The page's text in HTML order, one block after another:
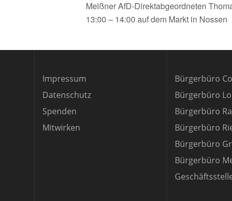
Meißner AfD-Direktabgeordneten
13:00 – 14:00 auf dem Markt in Nossen
Impressum
Datenschutz
Spenden
Mitwirken
Bürgerbüro
Bürgerbüro
Bürgerbüro
Bürgerbüro
Bürgerbüro
Bürgerbüro